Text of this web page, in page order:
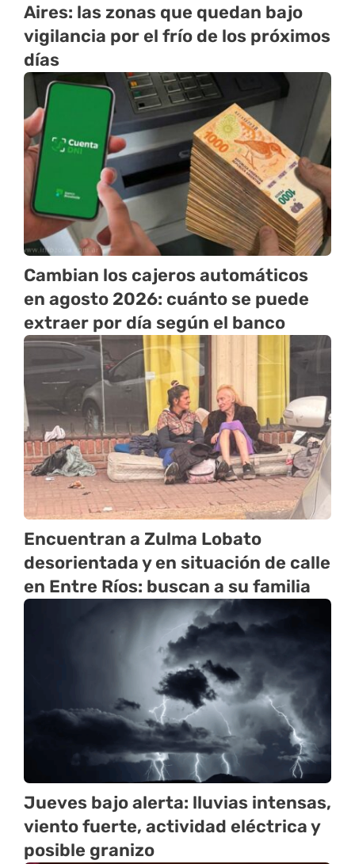
Aires: las zonas que quedan bajo
vigilancia por el frío de los próximos
días
Cambian los cajeros automáticos
en agosto 2026: cuánto se puede
extraer por día según el banco
Encuentran a Zulma Lobato
desorientada y en situación de calle
en Entre Ríos: buscan a su familia
Jueves bajo alerta: lluvias intensas,
viento fuerte, actividad eléctrica y
posible granizo